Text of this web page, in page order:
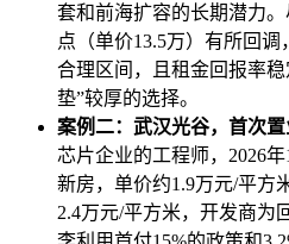
套和前海扩容的长期潜力
点（单价13.5万）有所回
合理区间，且租金回报率
垫”较厚的选择。
案例二：武汉光谷，首次置
芯片企业的工程师，2026
新房，单价约1.9万元/平方
2.4万元/平方米，开发商为